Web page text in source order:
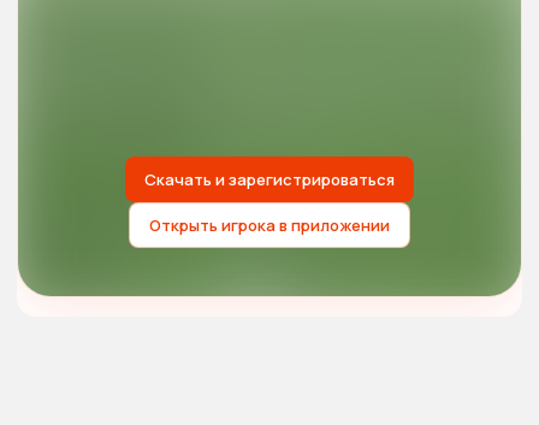
Скачать и зарегистрироваться
Открыть игрока в приложении